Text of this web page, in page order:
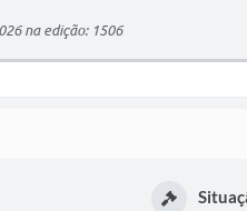
na edição: 1506